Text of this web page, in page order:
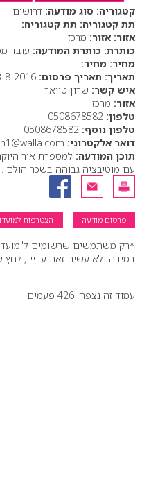
סוג מודעה: דרושים
תת קטגוריה:
אזור: מרכז
כותרת המודעה: עובד
מחיר: -
תאריך פרסום:
איש קשר: שרון טייאר
אזור: מרכז
טלפון:
טלפון נוסף:
דואר אלקטרוני:
תוכן המודעה: למספרת אור
עם מוטיבציה גבוהה בשכר הולם
פרסום מודעה הצטרפות
*רק משתמשים שרשומים
במידה ולא עשית זאת עדיין, לחץ
עמוד זה נצפה: 426 פעמים